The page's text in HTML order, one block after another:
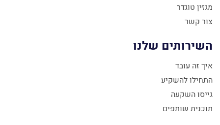
מגזין טוגדר
צור קשר
השירותים שלנו
איך זה עובד
התחילו להשקיע
גייסו השקעה
תוכנית שותפים